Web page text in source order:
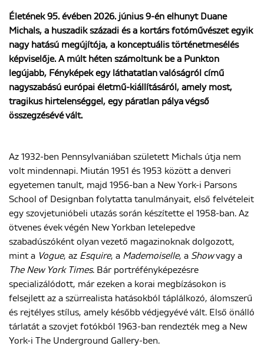
Blog
Rólunk
Életének 95. évében 2026. június 9-én elhunyt Duane
Michals, a huszadik századi és a kortárs fotóművészet egyik
nagy hatású megújítója, a konceptuális történetmesélés
képviselője. A múlt héten számoltunk be a Punkton
legújabb, Fényképek egy láthatatlan valóságról című
nagyszabású európai életmű-kiállításáról, amely most,
tragikus hirtelenséggel, egy páratlan pálya végső
összegzésévé vált.
Az 1932-ben Pennsylvaniában született Michals útja nem
volt mindennapi. Miután 1951 és 1953 között a denveri
egyetemen tanult, majd 1956-ban a New York-i Parsons
School of Designban folytatta tanulmányait, első felvételeit
egy szovjetunióbeli utazás során készítette el 1958-ban. Az
ötvenes évek végén New Yorkban letelepedve
szabadúszóként olyan vezető magazinoknak dolgozott,
mint a Vogue, az Esquire, a Mademoiselle, a Showvagy a
The New York Times. Bár portréfényképezésre
specializálódott, már ezeken a korai megbízásokon is
felsejlett az a szürrealista hatásokból táplálkozó, álomszerű
és rejtélyes stílus, amely később védjegyévé vált. Első önálló
tárlatát a szovjet fotókból 1963-ban rendezték meg a New
York-i The Underground Gallery-ben.